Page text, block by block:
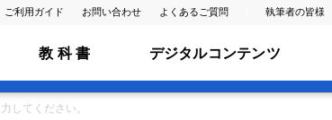
ご利用ガイド お問い合わせ よくあるご質問 執筆者の皆様
教 科 書 デジタルコンテンツ